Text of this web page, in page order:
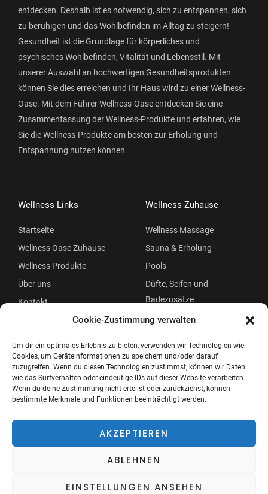
Cookie-Zustimmung verwalten
Um dir ein optimales Erlebnis zu bieten, verwenden wir Technologien wie
Cookies, um Geräteinformationen zu speichern und/oder darauf
zuzugreifen. Wenn du diesen Technologien zustimmst, können wir Daten
wie das Surfverhalten oder eindeutige IDs auf dieser Website verarbeiten.
Wenn du deine Zustimmung nicht erteilst oder zurückziehst, können
bestimmte Merkmale und Funktionen beeinträchtigt werden.
AKZEPTIEREN
ABLEHNEN
EINSTELLUNGEN ANSEHEN
entdecken. Deshalb ist es notwendig, sich zu entspannen, sich
zu beruhigen und das Wohlbefinden im Alltag zu steigern!
Gesundheit ist die Grundlage für körperliches und
psychisches Wohlbefinden, Vitalität und Lebensstil. Mit
unserer Auswahl an hochwertigen Gesundheitsprodukten
können Sie dies erreichen und Ihr Haus wird zu einer Wellness-
Oase. Mit dem Führer Wellness-Oase entdecken Sie eine
Zusammenfassung der Wellness-Produkte und erfahren, wie
Sie die Wellness-Produkte am besten zur Erholung und
Entspannung nutzen können.
Wellness Links
Startseite
Wellness Oase Zuhause
Wellness Produkte
Über uns
Kontakt
Wellness Zuhause
Wellness Massage
Sauna & Erholung
Pools
Düfte, Seifen und
Badezusätze
Beauty
Menü